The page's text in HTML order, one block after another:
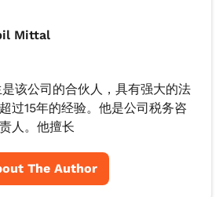
Mittal
该公司的合伙人，具有强大的法
过15年的经验。他是公司税务咨
人。他擅长
The Author